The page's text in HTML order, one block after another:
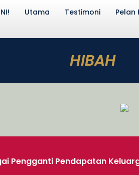
Utama Testimoni Pelan
HIBAH
Pengganti Pendapatan